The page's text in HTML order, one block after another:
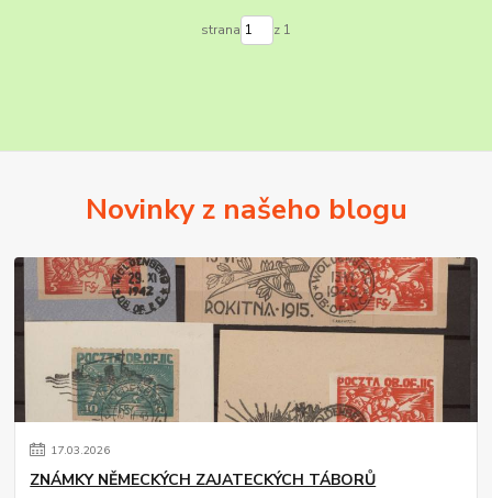
strana z 1
Novinky z našeho blogu
17.03.2026
ZNÁMKY NĚMECKÝCH ZAJATECKÝCH TÁBORŮ